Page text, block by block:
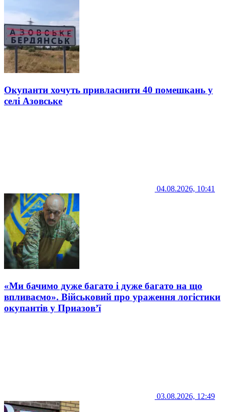
Окупанти хочуть привласнити 40 помешкань у
селі Азовське
04.08.2026, 10:41
«Ми бачимо дуже багато і дуже багато на що
впливаємо». Військовий про ураження логістики
окупантів у Приазов’ї
03.08.2026, 12:49